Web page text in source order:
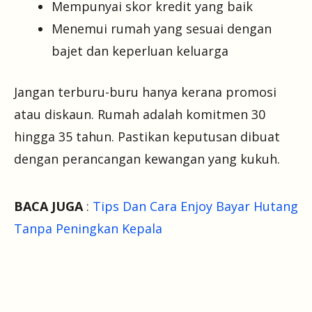
Mempunyai skor kredit yang baik
Menemui rumah yang sesuai dengan
bajet dan keperluan keluarga
Jangan terburu-buru hanya kerana promosi
atau diskaun. Rumah adalah komitmen 30
hingga 35 tahun. Pastikan keputusan dibuat
dengan perancangan kewangan yang kukuh.
BACA JUGA: Tips Dan Cara Enjoy Bayar Hutang
Tanpa Peningkan Kepala